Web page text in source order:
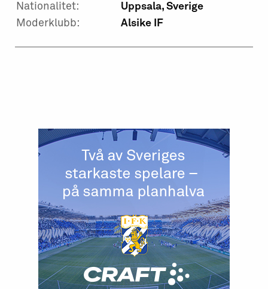
Nationalitet:
Uppsala, Sverige
Moderklubb:
Alsike IF